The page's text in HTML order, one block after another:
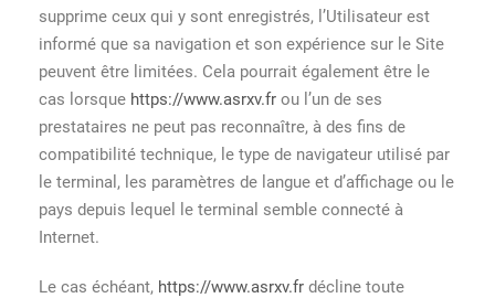
supprime ceux qui y sont enregistrés, l’Utilisateur est
informé que sa navigation et son expérience sur le Site
peuvent être limitées. Cela pourrait également être le
cas lorsque https://www.asrxv.fr ou l’un de ses
prestataires ne peut pas reconnaître, à des fins de
compatibilité technique, le type de navigateur utilisé par
le terminal, les paramètres de langue et d’affichage ou le
pays depuis lequel le terminal semble connecté à
Internet.
Le cas échéant, https://www.asrxv.fr décline toute